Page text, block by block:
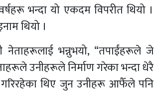
भन्दा यो एकदम विपरीत थियो ।
थियो ।
नेताहरूलाई भन्नुभयो, “तपाईंहरूले जे
उनीहरूले निर्माण गरेका भन्दा धेरै
गरिरहेका थिए जुन उनीहरू आफैँले पनि